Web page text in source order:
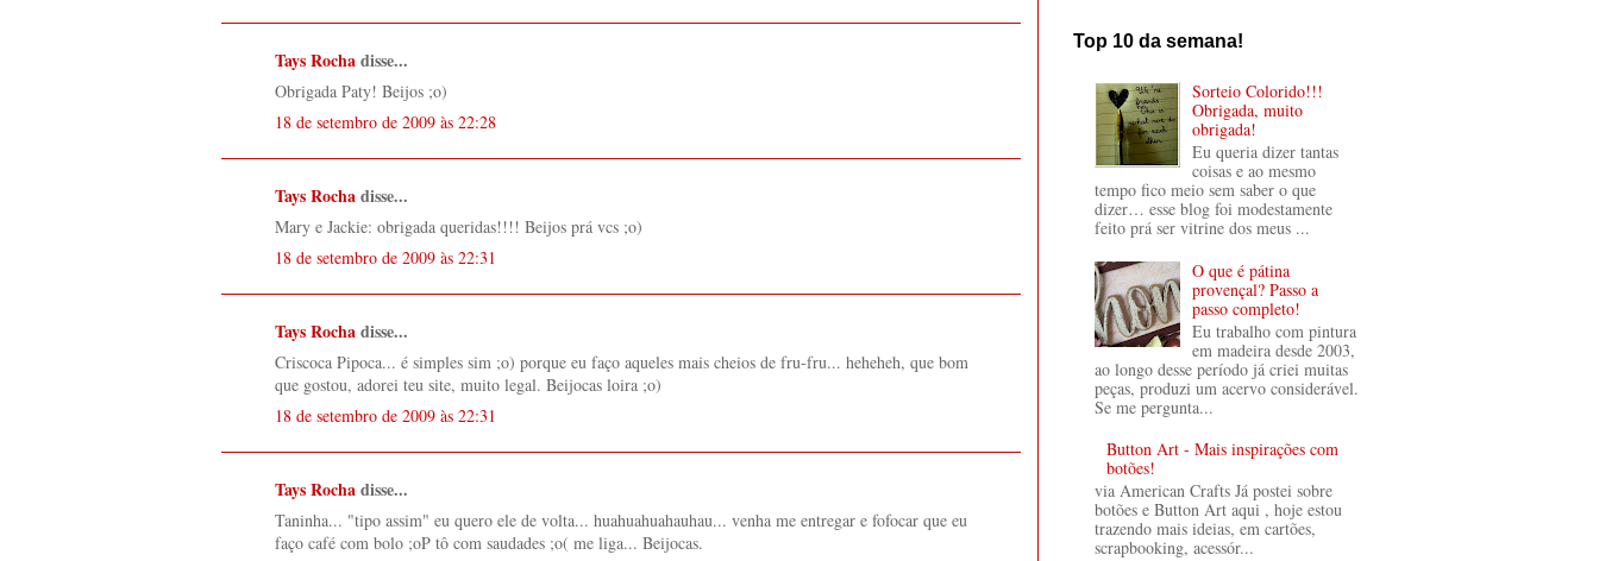
Tays Rochadisse...
Obrigada Paty! Beijos ;o)
18 de setembro de 2009 às 22:28
Tays Rochadisse...
Mary e Jackie: obrigada queridas!!!! Beijos prá vcs ;o)
18 de setembro de 2009 às 22:31
Tays Rochadisse...
Criscoca Pipoca... é simples sim ;o) porque eu faço aqueles mais cheios de fru-fru... heheheh, que bom
que gostou, adorei teu site, muito legal. Beijocas loira ;o)
18 de setembro de 2009 às 22:31
Tays Rochadisse...
Taninha... "tipo assim" eu quero ele de volta... huahuahuahauhau... venha me entregar e fofocar que eu
faço café com bolo ;oP tô com saudades ;o( me liga... Beijocas.
Top 10 da semana!
Sorteio Colorido!!!
Obrigada, muito
obrigada!
Eu queria dizer tantas
coisas e ao mesmo
tempo fico meio sem saber o que
dizer… esse blog foi modestamente
feito prá ser vitrine dos meus ...
O que é pátina
provençal? Passo a
passo completo!
Eu trabalho com pintura
em madeira desde 2003,
ao longo desse período já criei muitas
peças, produzi um acervo considerável.
Se me pergunta...
Button Art - Mais inspirações com
botões!
via American Crafts Já postei sobre
botões e Button Art aqui , hoje estou
trazendo mais ideias, em cartões,
scrapbooking, acessór...